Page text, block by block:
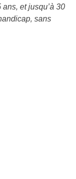
et jusqu’à 30
sans